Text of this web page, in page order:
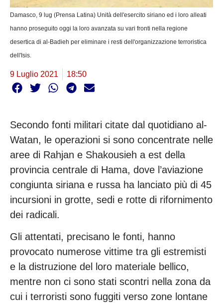
Damasco, 9 lug (Prensa Latina) Unità dell'esercito siriano ed i loro alleati
hanno proseguito oggi la loro avanzata su vari fronti nella regione
desertica di al-Badieh per eliminare i resti dell'organizzazione terroristica
dell'Isis.
9 Luglio 2021 18:50
Secondo fonti militari citate dal quotidiano al-
Watan, le operazioni si sono concentrate nelle
aree di Rahjan e Shakousieh a est della
provincia centrale di Hama, dove l’aviazione
congiunta siriana e russa ha lanciato più di 45
incursioni in grotte, sedi e rotte di rifornimento
dei radicali.
Gli attentati, precisano le fonti, hanno
provocato numerose vittime tra gli estremisti
e la distruzione del loro materiale bellico,
mentre non ci sono stati scontri nella zona da
cui i terroristi sono fuggiti verso zone lontane